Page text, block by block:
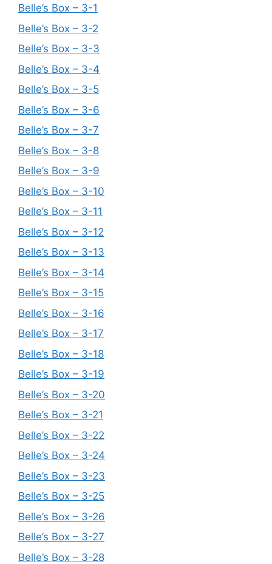
Belle’s Box – 3-1
Belle’s Box – 3-2
Belle’s Box – 3-3
Belle’s Box – 3-4
Belle’s Box – 3-5
Belle’s Box – 3-6
Belle’s Box – 3-7
Belle’s Box – 3-8
Belle’s Box – 3-9
Belle’s Box – 3-10
Belle’s Box – 3-11
Belle’s Box – 3-12
Belle’s Box – 3-13
Belle’s Box – 3-14
Belle’s Box – 3-15
Belle’s Box – 3-16
Belle’s Box – 3-17
Belle’s Box – 3-18
Belle’s Box – 3-19
Belle’s Box – 3-20
Belle’s Box – 3-21
Belle’s Box – 3-22
Belle’s Box – 3-24
Belle’s Box – 3-23
Belle’s Box – 3-25
Belle’s Box – 3-26
Belle’s Box – 3-27
Belle’s Box – 3-28